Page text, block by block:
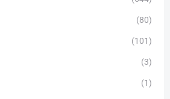
(80)
(101)
(3)
(1)